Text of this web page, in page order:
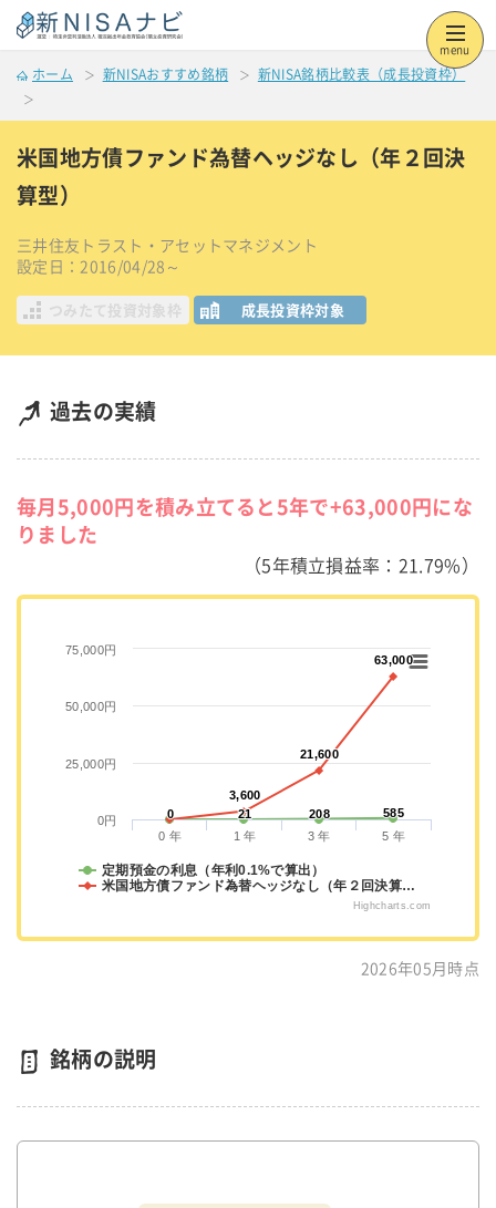
menu
ホーム 新NISAおすすめ銘柄 新NISA銘柄比較表（成長投資枠）
米国地方債ファンド為替ヘッジなし（年２回決
算型）
三井住友トラスト・アセットマネジメント
設定日：2016/04/28～
つみたて投資対象枠 成長投資枠対象
過去の実績
毎月5,000円を積み立てると5年で+63,000円にな
りました
（5年積立損益率：21.79%）
0
0 21
21 208
208 585
585
3,600
3,600
21,600
21,600
63,000
63,000
定期預金の利息（年利0.1%で算出）
米国地方債ファンド為替ヘッジなし（年２回決算…
0 年 1 年 3 年 5 年
0円
25,000円
50,000円
75,000円
Highcharts.com
2026年05月時点
銘柄の説明